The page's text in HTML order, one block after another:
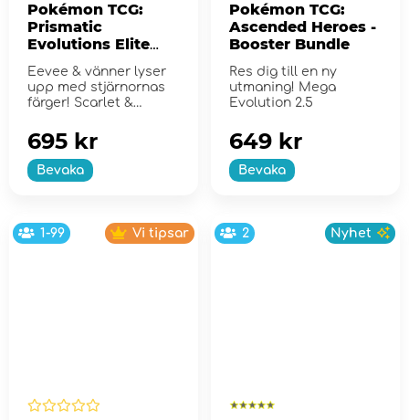
Pokémon TCG:
Prismatic
Evolutions Elite
Trainer Box
Eevee & vänner lyser
upp med stjärnornas
färger! Scarlet &
Bevaka
695 kr
Pokémon TCG:
Ascended Heroes -
Booster Bundle
Res dig till en ny
utmaning! Mega
Evolution 2.5
Bevaka
649 kr
1-99 Vi tipsar 2 Nyhet